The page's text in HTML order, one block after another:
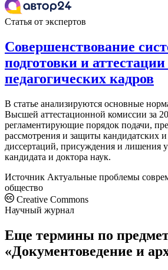
Статья от экспертов
Совершенствование
подготовки и
педагогических кадров
В статье анализируются основные
Высшей аттестационной комиссии за
регламентирующие порядок подачи,
рассмотрения и защиты кандидатских
диссертаций, присуждения и лишения
кандидата и доктора наук.
Источник Актуальные проблемы
общество
Creative Commons
Научный журнал
Еще термины по
«Документоведение и